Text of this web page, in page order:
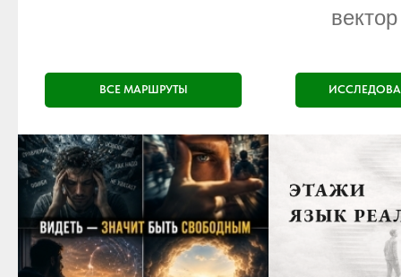
ВСЕ МАРШРУТЫ
вектор